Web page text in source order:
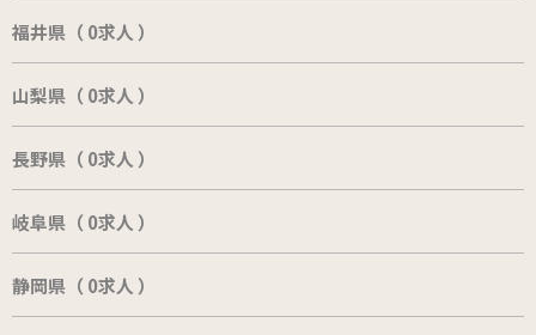
福井県（ 0求人 ）
山梨県（ 0求人 ）
長野県（ 0求人 ）
岐阜県（ 0求人 ）
静岡県（ 0求人 ）